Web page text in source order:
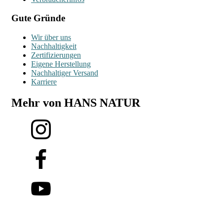
Gute Gründe
Wir über uns
Nachhaltigkeit
Zertifizierungen
Eigene Herstellung
Nachhaltiger Versand
Karriere
Mehr von HANS NATUR